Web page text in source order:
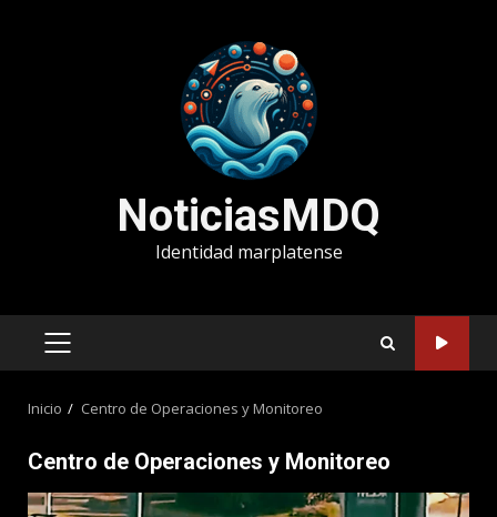
NoticiasMDQ
Identidad marplatense
MENÚ
Inicio Centro de Operaciones y Monitoreo
Centro de Operaciones y Monitoreo